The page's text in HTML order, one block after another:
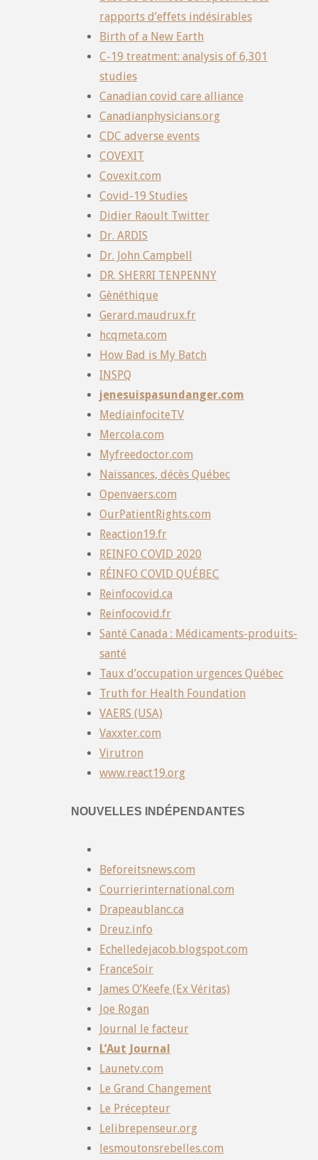
rapports d’effets indésirables
Birth of a New Earth
C-19 treatment: analysis of 6,301
studies
Canadian covid care alliance
Canadianphysicians.org
CDC adverse events
COVEXIT
Covexit.com
Covid-19 Studies
Didier Raoult Twitter
Dr. ARDIS
Dr. John Campbell
DR. SHERRI TENPENNY
Gènéthique
Gerard.maudrux.fr
hcqmeta.com
How Bad is My Batch
INSPQ
jenesuispasundanger.com
MediainfociteTV
Mercola.com
Myfreedoctor.com
Naissances, décès Québec
Openvaers.com
OurPatientRights.com
Reaction19.fr
REINFO COVID 2020
RÉINFO COVID QUÉBEC
Reinfocovid.ca
Reinfocovid.fr
Santé Canada : Médicaments-produits-
santé
Taux d’occupation urgences Québec
Truth for Health Foundation
VAERS (USA)
Vaxxter.com
Virutron
www.react19.org
NOUVELLES INDÉPENDANTES
Beforeitsnews.com
Courrierinternational.com
Drapeaublanc.ca
Dreuz.info
Echelledejacob.blogspot.com
FranceSoir
James O’Keefe (Ex Véritas)
Joe Rogan
Journal le facteur
L’Aut Journal
Launetv.com
Le Grand Changement
Le Précepteur
Lelibrepenseur.org
lesmoutonsrebelles.com